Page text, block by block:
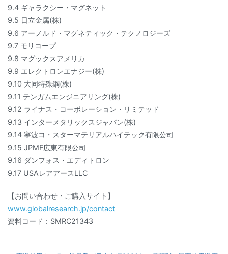
9.4 ギャラクシー・マグネット
9.5 日立金属(株)
9.6 アーノルド・マグネティック・テクノロジーズ
9.7 モリコープ
9.8 マグックスアメリカ
9.9 エレクトロンエナジー(株)
9.10 大同特殊鋼(株)
9.11 テンガムエンジニアリング(株)
9.12 ライナス・コーポレーション・リミテッド
9.13 インターメタリックスジャパン(株)
9.14 寧波コ・スターマテリアルハイテック有限公司
9.15 JPMF広東有限公司
9.16 ダンフォス・エディトロン
9.17 USAレアアースLLC
【お問い合わせ・ご購入サイト】
www.globalresearch.jp/contact
資料コード：SMRC21343